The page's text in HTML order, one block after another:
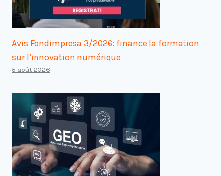
Avis Fondimpresa 3/2026: finance la formation
sur l’innovation numérique
5 août 2026